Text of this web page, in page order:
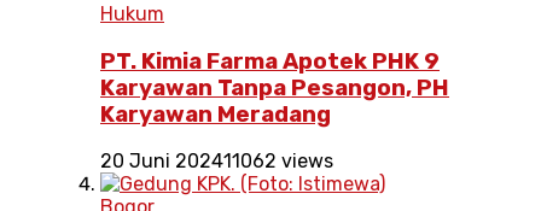
Hukum
PT. Kimia Farma Apotek PHK 9
Karyawan Tanpa Pesangon, PH
Karyawan Meradang
20 Juni 202411062 views